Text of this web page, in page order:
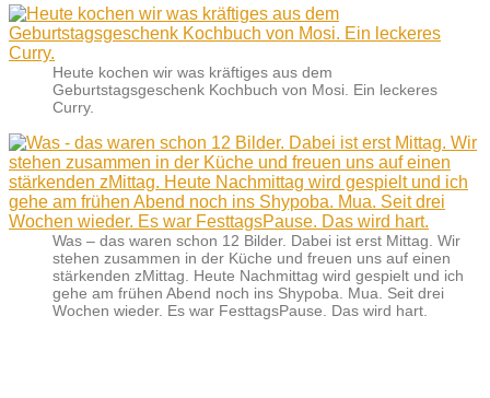
Heute kochen wir was kräftiges aus dem
Geburtstagsgeschenk Kochbuch von Mosi. Ein leckeres
Curry.
Was – das waren schon 12 Bilder. Dabei ist erst Mittag. Wir
stehen zusammen in der Küche und freuen uns auf einen
stärkenden zMittag. Heute Nachmittag wird gespielt und ich
gehe am frühen Abend noch ins Shypoba. Mua. Seit drei
Wochen wieder. Es war FesttagsPause. Das wird hart.